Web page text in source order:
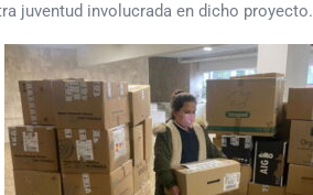
juventud involucrada en dicho proyecto.